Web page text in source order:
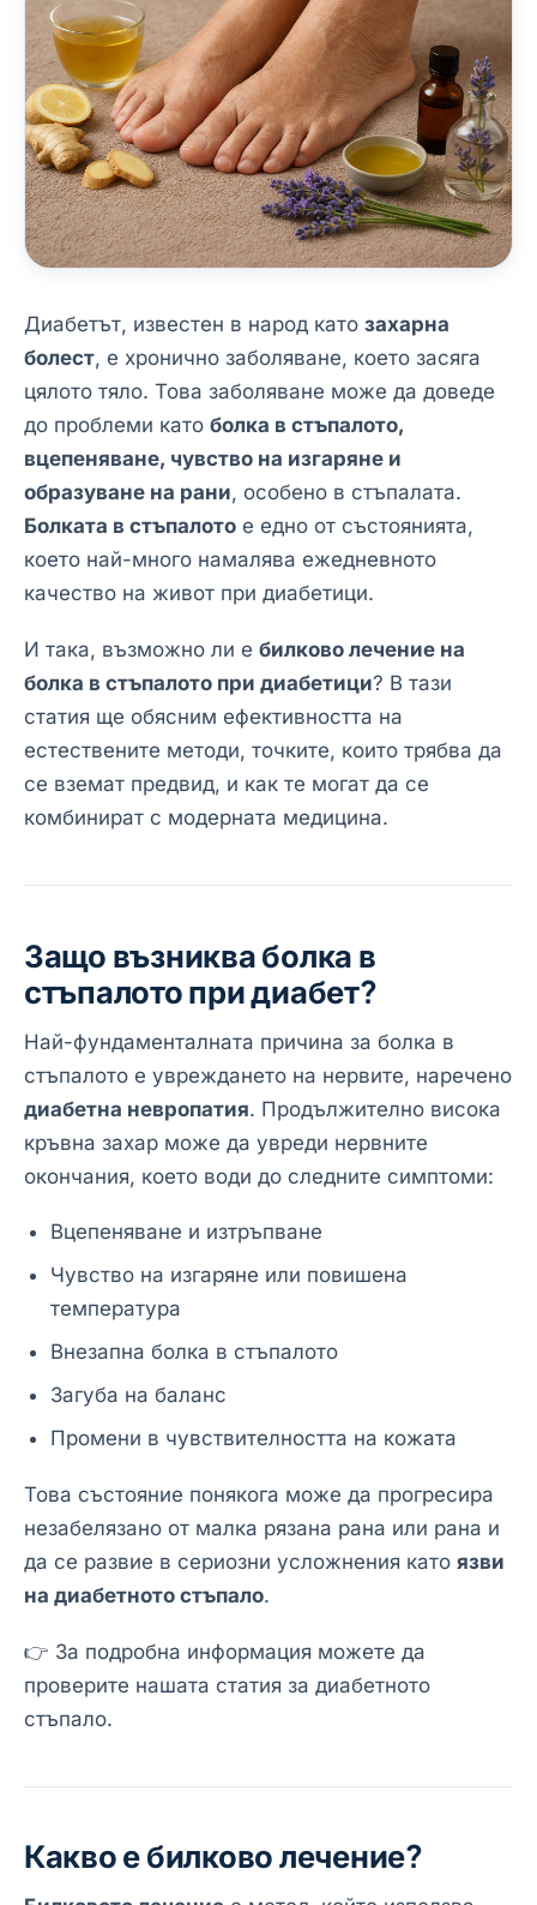
Диабетът, известен в народ като захарна
болест, е хронично заболяване, което засяга
цялото тяло. Това заболяване може да доведе
до проблеми като болка в стъпалото,
вцепеняване, чувство на изгаряне и
образуване на рани, особено в стъпалата.
Болката в стъпалото е едно от състоянията,
което най-много намалява ежедневното
качество на живот при диабетици.
И така, възможно ли е билково лечение на
болка в стъпалото при диабетици? В тази
статия ще обясним ефективността на
естествените методи, точките, които трябва да
се вземат предвид, и как те могат да се
комбинират с модерната медицина.
Защо възниква болка в
стъпалото при диабет?
Най-фундаменталната причина за болка в
стъпалото е увреждането на нервите, наречено
диабетна невропатия. Продължително висока
кръвна захар може да увреди нервните
окончания, което води до следните симптоми:
Вцепеняване и изтръпване
Чувство на изгаряне или повишена
температура
Внезапна болка в стъпалото
Загуба на баланс
Промени в чувствителността на кожата
Това състояние понякога може да прогресира
незабелязано от малка рязана рана или рана и
да се развие в сериозни усложнения като язви
на диабетното стъпало.
👉 За подробна информация можете да
проверите нашата статия за диабетното
стъпало.
Какво е билково лечение?